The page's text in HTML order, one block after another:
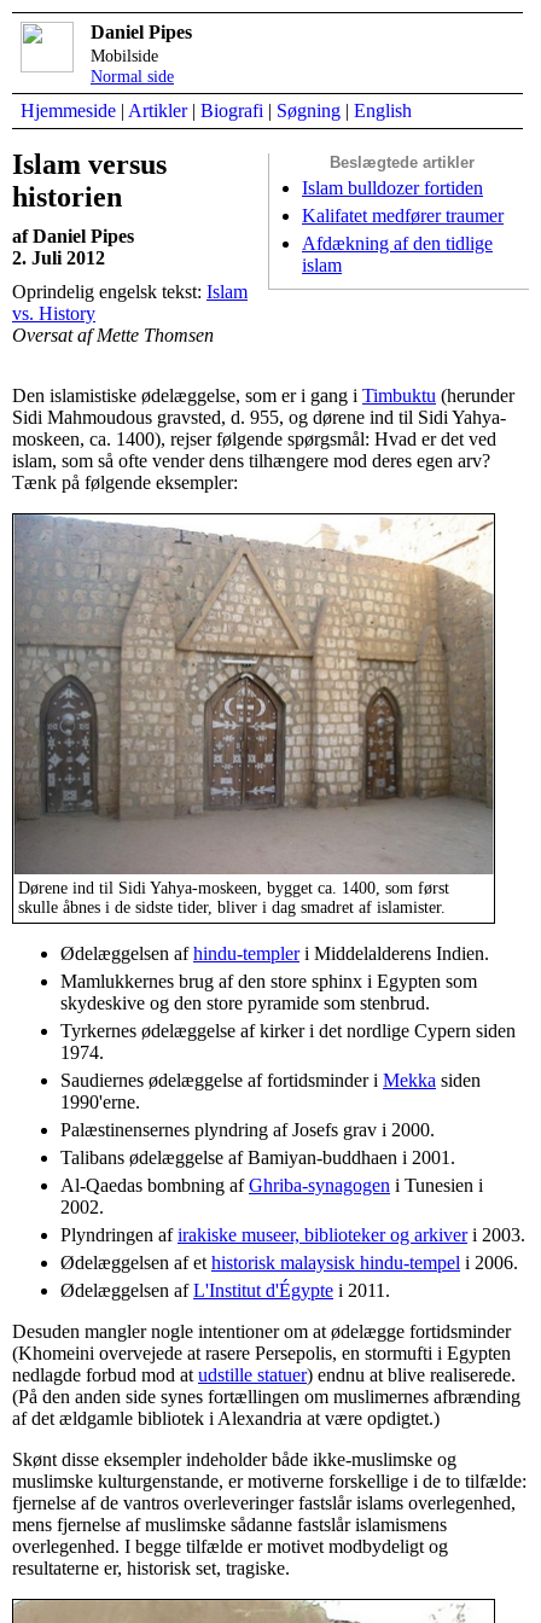
Daniel Pipes
Mobilside
Normal side
Hjemmeside | Artikler| Biografi | Søgning | English
Beslægtede artikler
Islam bulldozer fortiden
Kalifatet medfører traumer
Afdækning af den tidlige
islam
Islam versus
historien
af Daniel Pipes
2. Juli 2012
Oprindelig engelsk tekst: Islam
vs. History
Oversat af Mette Thomsen
Den islamistiske ødelæggelse, som er i gang i Timbuktu (herunder
Sidi Mahmoudous gravsted, d. 955, og dørene ind til Sidi Yahya-
moskeen, ca. 1400), rejser følgende spørgsmål: Hvad er det ved
islam, som så ofte vender dens tilhængere mod deres egen arv?
Tænk på følgende eksempler:
Dørene ind til Sidi Yahya-moskeen, bygget ca. 1400, som først
skulle åbnes i de sidste tider, bliver i dag smadret af islamister.
Ødelæggelsen afhindu-templeri Middelalderens Indien.
Mamlukkernes brug af den store sphinx i Egypten som
skydeskive og den store pyramide som stenbrud.
Tyrkernes ødelæggelse af kirker i det nordlige Cypern siden
1974.
Saudiernes ødelæggelse af fortidsminder i Mekka siden
1990'erne.
Palæstinensernes plyndring af Josefs grav i 2000.
Talibans ødelæggelse af Bamiyan-buddhaen i 2001.
Al-Qaedas bombning afGhriba-synagogen i Tunesien i
2002.
Plyndringen afirakiske museer, biblioteker og arkiveri 2003.
Ødelæggelsen af et historisk malaysisk hindu-tempel i 2006.
Ødelæggelsen afL'Institut d'Égypte i 2011.
Desuden mangler nogle intentioner om at ødelægge fortidsminder
(Khomeini overvejede at rasere Persepolis, en stormufti i Egypten
nedlagde forbud mod at udstille statuer) endnu at blive realiserede.
(På den anden side synes fortællingen om muslimernes afbrænding
af det ældgamle bibliotek i Alexandria at være opdigtet.)
Skønt disse eksempler indeholder både ikke-muslimske og
muslimske kulturgenstande, er motiverne forskellige i de to tilfælde:
fjernelse af de vantros overleveringer fastslår islams overlegenhed,
mens fjernelse af muslimske sådanne fastslår islamismens
overlegenhed. I begge tilfælde er motivet modbydeligt og
resultaterne er, historisk set, tragiske.